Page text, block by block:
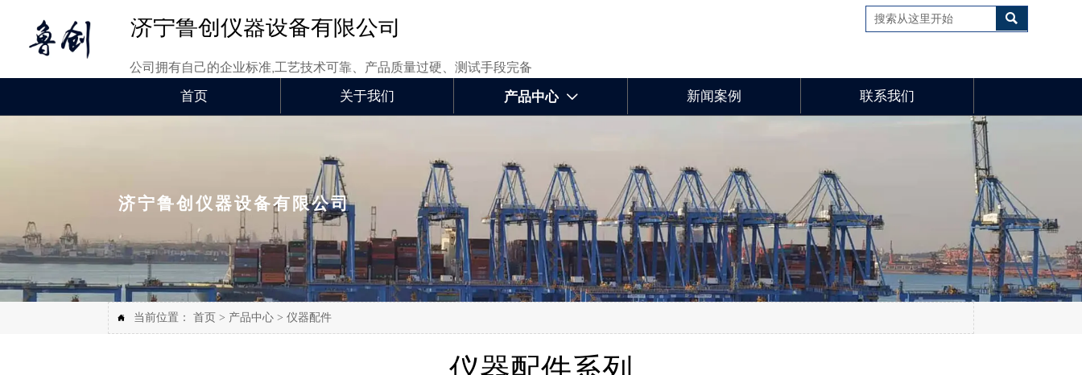
济宁鲁创仪器设备有限公司
公司拥有自己的企业标准,工艺技术可靠、产品质量过硬、测试手段完备

首页 关于我们 产品中心  新闻案例 联系我们
济宁鲁创仪器设备有限公司
 当前位置：首页 > 产品中心 >仪器配件